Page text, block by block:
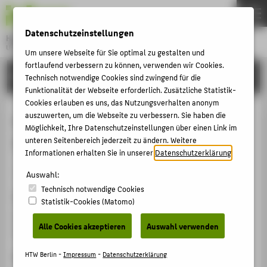
Hochschule für Technik und Wirtschaft Berlin
University of Applied Sciences
Menu
FORSCHUNG
creative Applied Interactive
Technologies (cAPITs)
Veranstaltungsbeitrag › Vortrag › 2017
Veranstaltung
Einblicke in das Anwendungszentrum "cAPITs"
FKI an der HTW Berlin, 14.07.2017
Ergänzende Angaben
THEMEN
HOCHSCHULE
CAMPUS
STUDIUM
LEHRE
KARRIERE
INTERNATIONAL
INFORMATIONEN FÜR
Datenschutzeinstellungen
Um unsere Webseite für Sie optimal zu gestalten und
fortlaufend verbessern zu können, verwenden wir Cookies.
Technisch notwendige Cookies sind zwingend für die
Funktionalität der Webseite erforderlich. Zusätzliche Statistik-
Cookies erlauben es uns, das Nutzungsverhalten anonym
auszuwerten, um die Webseite zu verbessern. Sie haben die
Möglichkeit, Ihre Datenschutzeinstellungen über einen Link im
unteren Seitenbereich jederzeit zu ändern. Weitere
Informationen erhalten Sie in unsererDatenschutzerklärung
Auswahl:
Technisch notwendige Cookies
Statistik-Cookies (Matomo)
Alle Cookies akzeptieren Auswahl verwenden
HTW Berlin -Impressum- Datenschutzerklärung